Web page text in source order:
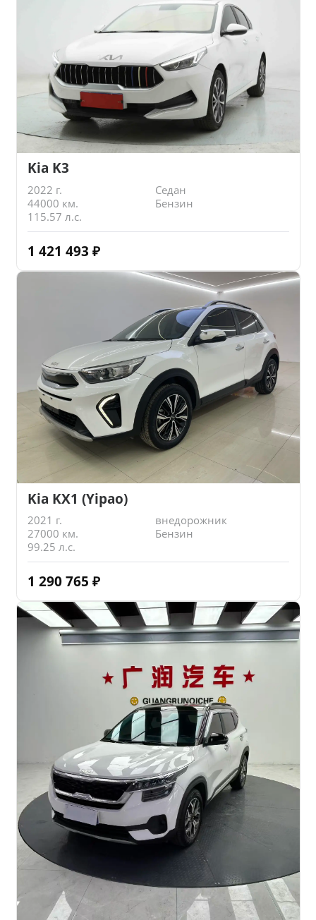
Kia K3
2022 г.
Седан
44000 км.
Бензин
115.57 л.с.
1 421 493 ₽
Kia KX1 (Yipao)
2021 г.
внедорожник
27000 км.
Бензин
99.25 л.с.
1 290 765 ₽